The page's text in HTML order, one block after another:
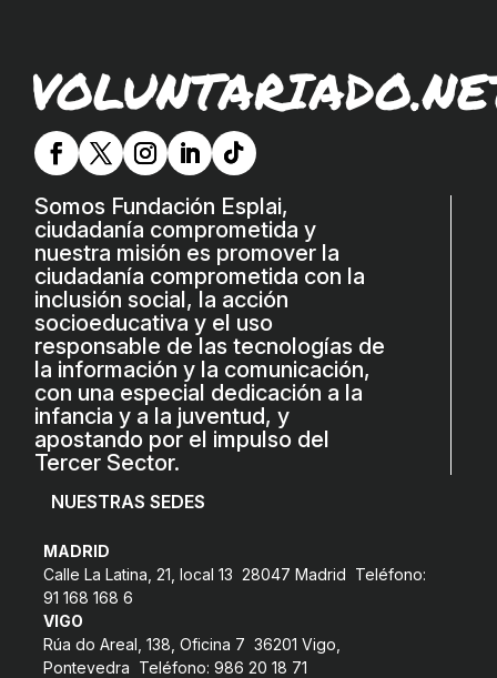
Somos Fundación Esplai,
ciudadanía comprometida y
nuestra misión es promover la
ciudadanía comprometida con la
inclusión social, la acción
socioeducativa y el uso
responsable de las tecnologías de
la información y la comunicación,
con una especial dedicación a la
infancia y a la juventud, y
apostando por el impulso del
Tercer Sector.
NUESTRAS SEDES
MADRID
Calle La Latina, 21, local 13 28047 Madrid Teléfono:
91 168 168 6
VIGO
Rúa do Areal, 138, Oficina 7 36201 Vigo,
Pontevedra Teléfono: 986 20 18 71
CONEIX FUNDESPLAI
La Fundació
Missió i valors
Els comptes clars
Memòria d'activitats
Proposta educativa
ACTUALITAT
Notícies
Butlletins
Diari de la Fundació
Fundesplai als mitjans
Xarxes socials